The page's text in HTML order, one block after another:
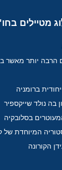
מטיילים
הרבה יותר מאשר
ברומניה
בה נולד שייקספיר
בסלובקיה
המיוחדת של
הקורונה